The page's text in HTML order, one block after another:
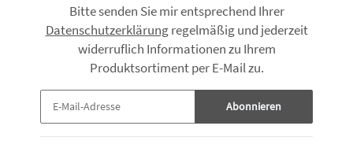
Bitte senden Sie mir entsprechend Ihrer
Datenschutzerklärungregelmäßig und jederzeit
widerruflich Informationen zu Ihrem
Produktsortiment per E-Mail zu.
Abonnieren